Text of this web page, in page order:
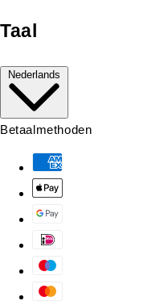
Taal
Nederlands
Betaalmethoden